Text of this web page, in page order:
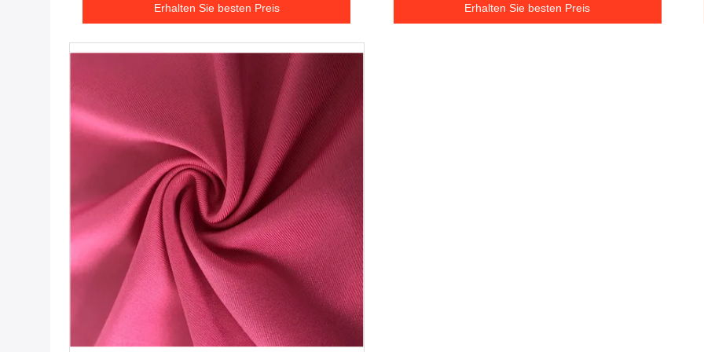
Erhalten Sie besten Preis Erhalten Sie besten Preis